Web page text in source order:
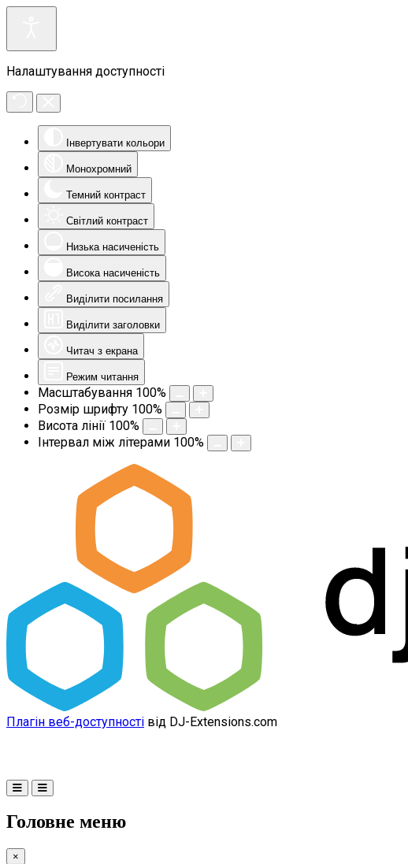
Налаштування доступності
Інвертувати кольори
Монохромний
Темний контраст
Світлий контраст
Низька насиченість
Висока насиченість
Виділити посилання
Виділити заголовки
Читач з екрана
Режим читання
Масштабування 100%
Розмір шрифту 100%
Висота лінії 100%
Інтервал між літерами 100%
Плагін веб-доступності від DJ-Extensions.com
Головне меню
×